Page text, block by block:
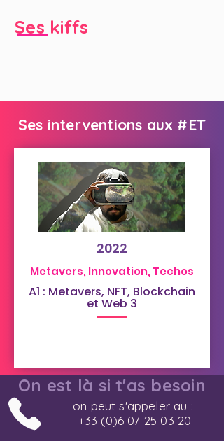
Ses kiffs
Ses interventions aux #ET
2022
Metavers, Innovation, Techos
A1 : Metavers, NFT, Blockchain
et Web 3
On est là si t'as besoin
on peut s'appeler au :
+33 (0)6 07 25 03 20